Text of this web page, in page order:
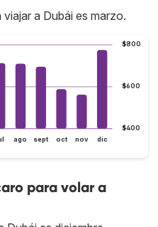
a Dubái es marzo.
$400
$600
$800
ago sept oct nov dic
para volar a